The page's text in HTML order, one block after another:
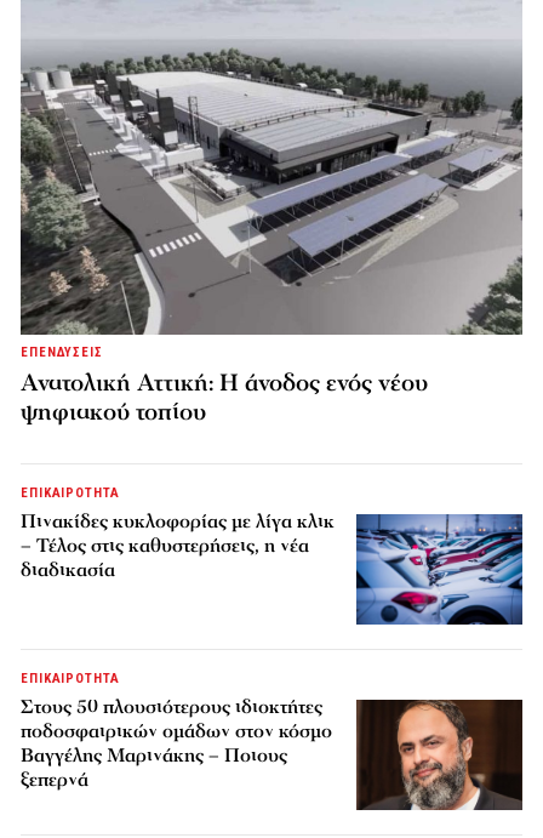
ΕΠΕΝΔΥΣΕΙΣ
Ανατολική Αττική: Η άνοδος ενός νέου
ψηφιακού τοπίου
ΕΠΙΚΑΙΡΟΤΗΤΑ
Πινακίδες κυκλοφορίας με λίγα κλικ
– Τέλος στις καθυστερήσεις, η νέα
διαδικασία
ΕΠΙΚΑΙΡΟΤΗΤΑ
Στους 50 πλουσιότερους ιδιοκτήτες
ποδοσφαιρικών ομάδων στον κόσμο
Βαγγέλης Μαρινάκης – Ποιους
ξεπερνά